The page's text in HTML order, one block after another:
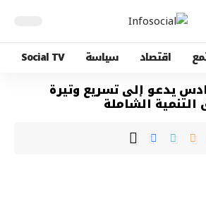
اقتصاد سياسة Social TV
يدعو إلى تسريع وتيرة
التنمية الشاملة